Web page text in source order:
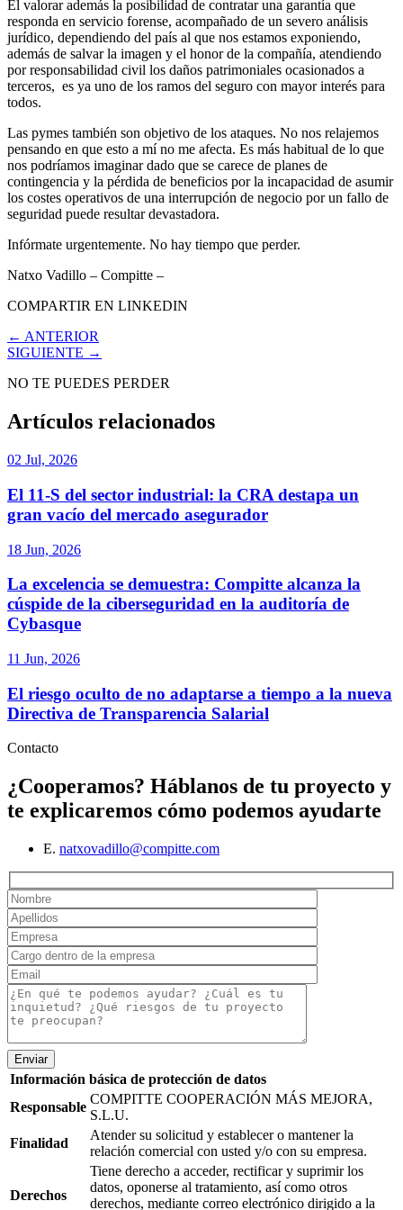
El valorar además la posibilidad de contratar una garantía que
responda en servicio forense, acompañado de un severo análisis
jurídico, dependiendo del país al que nos estamos exponiendo,
además de salvar la imagen y el honor de la compañía, atendiendo
por responsabilidad civil los daños patrimoniales ocasionados a
terceros, es ya uno de los ramos del seguro con mayor interés para
todos.
Las pymes también son objetivo de los ataques. No nos relajemos
pensando en que esto a mí no me afecta. Es más habitual de lo que
nos podríamos imaginar dado que se carece de planes de
contingencia y la pérdida de beneficios por la incapacidad de asumir
los costes operativos de una interrupción de negocio por un fallo de
seguridad puede resultar devastadora.
Infórmate urgentemente. No hay tiempo que perder.
Natxo Vadillo – Compitte –
COMPARTIR EN LINKEDIN
← ANTERIOR
SIGUIENTE →
NO TE PUEDES PERDER
Artículos relacionados
02 Jul, 2026
El 11-S del sector industrial: la CRA destapa un
gran vacío del mercado asegurador
18 Jun, 2026
La excelencia se demuestra: Compitte alcanza la
cúspide de la ciberseguridad en la auditoría de
Cybasque
11 Jun, 2026
El riesgo oculto de no adaptarse a tiempo a la nueva
Directiva de Transparencia Salarial
Contacto
¿Cooperamos? Háblanos de tu proyecto y
te explicaremos cómo podemos ayudarte
E. natxovadillo@compitte.com
Enviar
Información básica de protección de datos
Responsable
COMPITTE COOPERACIÓN MÁS MEJORA,
S.L.U.
Finalidad
Atender su solicitud y establecer o mantener la
relación comercial con usted y/o con su empresa.
Derechos
Tiene derecho a acceder, rectificar y suprimir los
datos, oponerse al tratamiento, así como otros
derechos, mediante correo electrónico dirigido a la